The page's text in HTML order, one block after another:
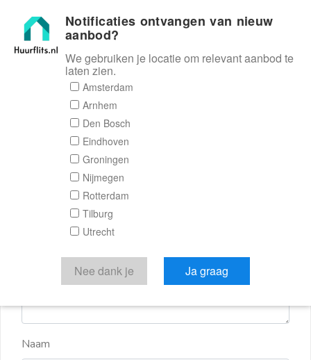
Huurflits
Reactieformulier
Huurflits
Verstuur je bericht
Door een bericht te sturen kom je in contact met de
aanbieder of makelaar van de woning.
Naam
Notificaties ontvangen van nieuw
aanbod?
We gebruiken je locatie om relevant aanbod te
laten zien.
Amsterdam
Arnhem
Den Bosch
Eindhoven
Groningen
Nijmegen
Rotterdam
Tilburg
Utrecht
Nee dank je Ja graag